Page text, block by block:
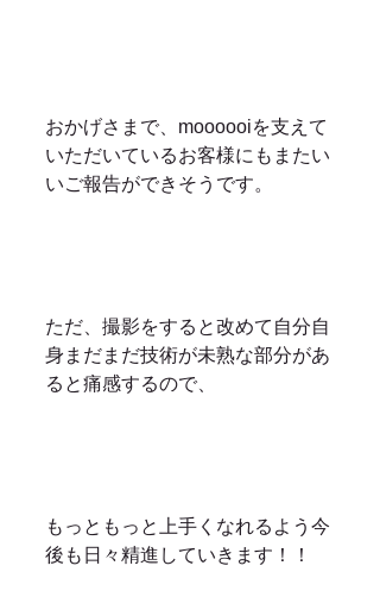
おかげさまで、moooooiを支えて
いただいているお客様にもまたい
いご報告ができそうです。
ただ、撮影をすると改めて自分自
身まだまだ技術が未熟な部分があ
ると痛感するので、
もっともっと上手くなれるよう今
後も日々精進していきます！！